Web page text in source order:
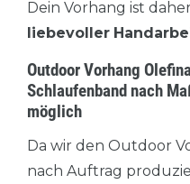
Dein Vorhang ist
liebevoller
Outdoor Vorhang
Schlaufenband nach
möglich
Da wir den Outdoor
nach Auftrag